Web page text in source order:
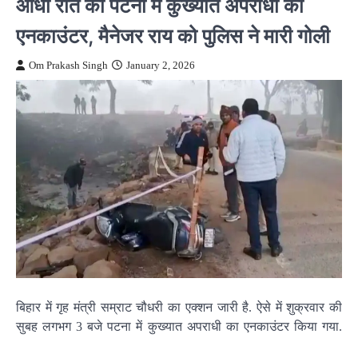
एनकाउंटर, मैनेजर राय को पुलिस ने मारी गोली
Om Prakash Singh January 2, 2026
बिहार में गृह मंत्री सम्राट चौधरी का एक्शन जारी है. ऐसे में शुक्रवार की
सुबह लगभग 3 बजे पटना में कुख्यात अपराधी का एनकाउंटर किया गया.